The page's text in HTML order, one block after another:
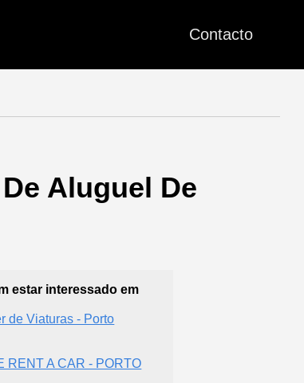
Contacto
Aluguel De
estar interessado em
de Viaturas - Porto
RENT A CAR - PORTO